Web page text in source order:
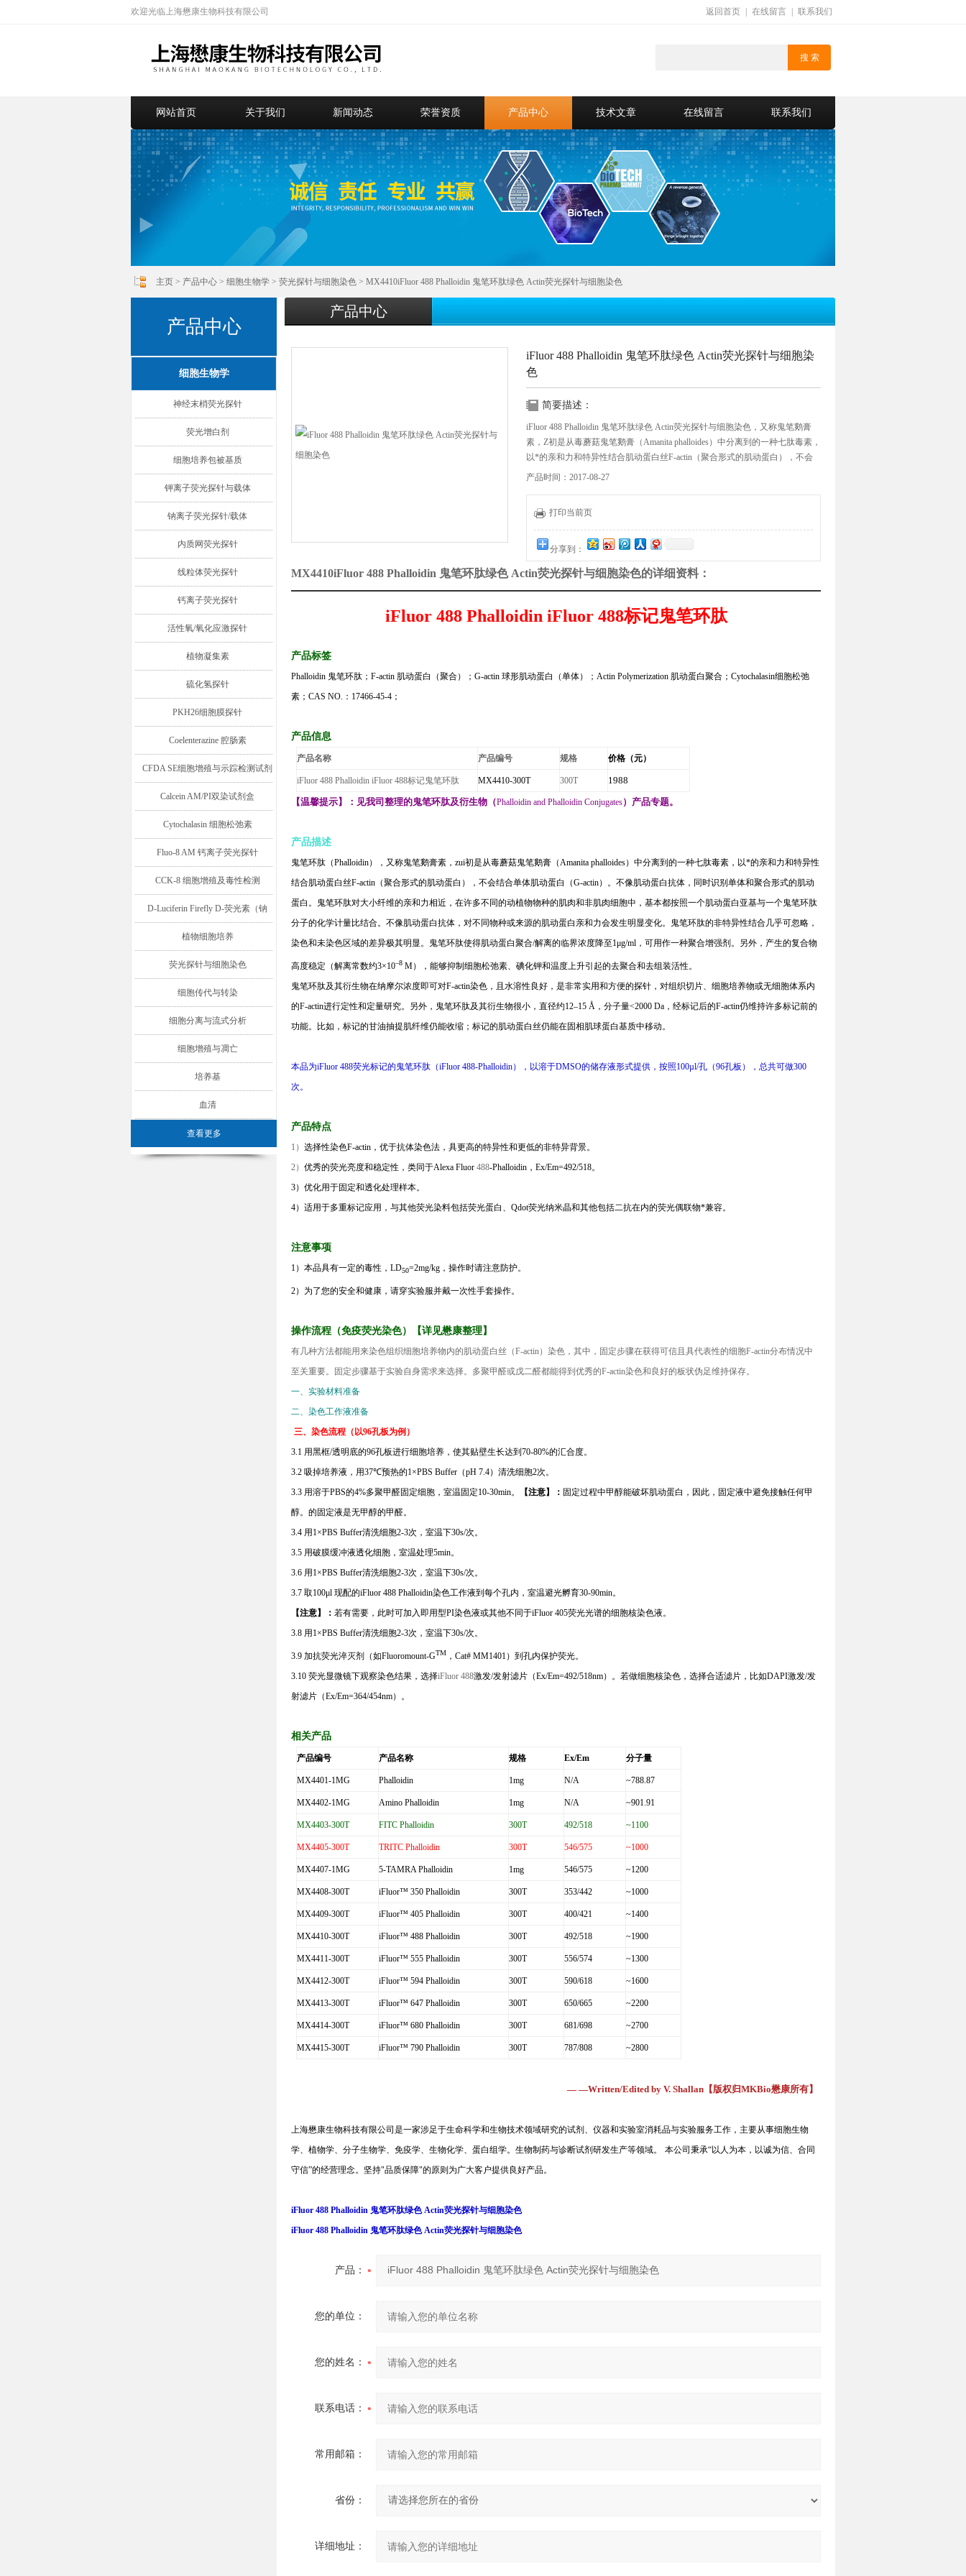
欢迎光临上海懋康生物科技有限公司 返回首页 在线留言 联系我们
网站首页 关于我们 新闻动态 荣誉资质 产品中心 技术文章 在线留言 联系我们
主页 > 产品中心 > 细胞生物学 > 荧光探针与细胞染色 > MX4410iFluor 488 Phalloidin 鬼笔环肽绿色 Actin荧光探针与细胞染色
产品中心
细胞生物学
神经末梢荧光探针
荧光增白剂
细胞培养包被基质
钾离子荧光探针与载体
钠离子荧光探针/载体
内质网荧光探针
线粒体荧光探针
钙离子荧光探针
活性氧/氧化应激探针
植物凝集素
硫化氢探针
PKH26细胞膜探针
Coelenterazine 腔肠素
CFDA SE细胞增殖与示踪检测试剂
盒
Calcein AM/PI双染试剂盒
Cytochalasin 细胞松弛素
Fluo-8 AM 钙离子荧光探针
CCK-8 细胞增殖及毒性检测
D-Luciferin Firefly D-荧光素（钠
盐/钾盐/游离酸）
植物细胞培养
荧光探针与细胞染色
细胞传代与转染
细胞分离与流式分析
细胞增殖与凋亡
培养基
血清
查看更多
产品中心
iFluor 488 Phalloidin 鬼笔环肽绿色 Actin荧光探针与细胞染
色
简要描述：
iFluor 488 Phalloidin 鬼笔环肽绿色 Actin荧光探针与细胞染色，又称鬼笔鹅膏
素，Z初是从毒蘑菇鬼笔鹅膏（Amanita phalloides）中分离到的一种七肽毒素，
以*的亲和力和特异性结合肌动蛋白丝F-actin（聚合形式的肌动蛋白），不会
结合单体肌动蛋白（G-actin）。
产品时间：2017-08-27
打印当前页
分享到：
MX4410iFluor 488 Phalloidin 鬼笔环肽绿色 Actin荧光探针与细胞染色的详细资料：
iFluor 488 Phalloidin iFluor 488标记鬼笔环肽
产品标签
Phalloidin 鬼笔环肽； F-actin 肌动蛋白（聚合）； G-actin 球形肌动蛋白（单体）； Actin Polymerization 肌动蛋白聚合； Cytochalasin细胞松弛
素； CAS NO. ： 17466-45-4 ；
产品信息
产品名称 产品编号 规格 价格（元）
iFluor 488 Phalloidin iFluor 488标记鬼笔环肽 MX4410-300T 300T 1988
【温馨提示】：见我司整理的鬼笔环肽及衍生物（Phalloidin and Phalloidin Conjugates）产品专题。
产品描述
鬼笔环肽（Phalloidin），又称鬼笔鹅膏素，zui初是从毒蘑菇鬼笔鹅膏（Amanita phalloides）中分离到的一种七肽毒素，以*的亲和力和特异性
结合肌动蛋白丝F-actin （聚合形式的肌动蛋白），不会结合单体肌动蛋白（G-actin）。不像肌动蛋白抗体，同时识别单体和聚合形式的肌动
蛋白。鬼笔环肽对大小纤维的亲和力相近，在许多不同的动植物物种的肌肉和非肌肉细胞中，基本都按照一个肌动蛋白亚基与一个鬼笔环肽
分子的化学计量比结合。不像肌动蛋白抗体，对不同物种或来源的肌动蛋白亲和力会发生明显变化。鬼笔环肽的非特异性结合几乎可忽略，
染色和未染色区域的差异极其明显。鬼笔环肽使得肌动蛋白聚合/解离的临界浓度降至1μg/ml ，可用作一种聚合增强剂。另外，产生的复合物
高度稳定（解离常数约3×10–8 M），能够抑制细胞松弛素、碘化钾和温度上升引起的去聚合和去组装活性。
鬼笔环肽及其衍生物在纳摩尔浓度即可对F-actin染色，且水溶性良好，是非常实用和方便的探针，对组织切片、细胞培养物或无细胞体系内
的F-actin进行定性和定量研究。另外，鬼笔环肽及其衍生物很小，直径约12–15 Å ，分子量<2000 Da ，经标记后的F-actin仍维持许多标记前的
功能。比如，标记的甘油抽提肌纤维仍能收缩；标记的肌动蛋白丝仍能在固相肌球蛋白基质中移动。
本品为iFluor 488荧光标记的鬼笔环肽（iFluor 488-Phalloidin），以溶于DMSO的储存液形式提供，按照100µl/孔（96孔板），总共可做300
次。
产品特点
1） 选择性染色F-actin ，优于抗体染色法，具更高的特异性和更低的非特异背景。
2） 优秀的荧光亮度和稳定性，类同于Alexa Fluor 488-Phalloidin ， Ex/Em=492/518。
3） 优化用于固定和透化处理样本。
4） 适用于多重标记应用，与其他荧光染料包括荧光蛋白、 Qdot荧光纳米晶和其他包括二抗在内的荧光偶联物*兼容。
注意事项
1）本品具有一定的毒性， LD50=2mg/kg ，操作时请注意防护。
2）为了您的安全和健康，请穿实验服并戴一次性手套操作。
操作流程（免疫荧光染色）【详见懋康整理】
有几种方法都能用来染色组织细胞培养物内的肌动蛋白丝（F-actin） 染色，其中，固定步骤在获得可信且具代表性的细胞F-actin分布情况中
至关重要。固定步骤基于实验自身需求来选择。多聚甲醛或戊二醛都能得到优秀的F-actin染色和良好的板状伪足维持保存。
一、实验材料准备
二、染色工作液准备
三、染色流程（以96孔板为例）
3.1 用黑框/透明底的96孔板进行细胞培养，使其贴壁生长达到 70-80%的汇合度。
3.2 吸掉培养液，用37℃预热的1×PBS Buffer （pH 7.4）清洗细胞2次。
3.3 用溶于PBS的4%多聚甲醛固定细胞，室温固定10-30min。 【注意】： 固定过程中甲醇能破坏肌动蛋白，因此，固定液中避免接触任何甲
醇。的固定液是无甲醇的甲醛。
3.4 用 1×PBS Buffer清洗细胞2-3次，室温下30s/次。
3.5 用破膜缓冲液透化细胞，室温处理5min。
3.6 用 1×PBS Buffer清洗细胞2-3次，室温下30s/次。
3.7 取100μl 现配的iFluor 488 Phalloidin染色工作液到每个孔内，室温避光孵育30-90min。
【注意】： 若有需要，此时可加入即用型PI染色液或其他不同于iFluor 405荧光光谱的细胞核染色液。
3.8 用 1×PBS Buffer清洗细胞2-3次，室温下30s/次。
3.9 加抗荧光淬灭剂（如Fluoromount-GTM ， Cat# MM1401）到孔内保护荧光。
3.10 荧光显微镜下观察染色结果，选择iFluor 488激发/发射滤片（Ex/Em=492/518nm）。若做细胞核染色，选择合适滤片，比如DAPI激发/发
射滤片（Ex/Em=364/454nm）。
相关产品
产品编号 产品名称 规格 Ex/Em 分子量
MX4401-1MG Phalloidin 1mg N/A ~788.87
MX4402-1MG Amino Phalloidin 1mg N/A ~901.91
MX4403-300T FITC Phalloidin 300T 492/518 ~1100
MX4405-300T TRITC Phalloidin 300T 546/575 ~1000
MX4407-1MG 5-TAMRA Phalloidin 1mg 546/575 ~1200
MX4408-300T iFluor™ 350 Phalloidin 300T 353/442 ~1000
MX4409-300T iFluor™ 405 Phalloidin 300T 400/421 ~1400
MX4410-300T iFluor™ 488 Phalloidin 300T 492/518 ~1900
MX4411-300T iFluor™ 555 Phalloidin 300T 556/574 ~1300
MX4412-300T iFluor™ 594 Phalloidin 300T 590/618 ~1600
MX4413-300T iFluor™ 647 Phalloidin 300T 650/665 ~2200
MX4414-300T iFluor™ 680 Phalloidin 300T 681/698 ~2700
MX4415-300T iFluor™ 790 Phalloidin 300T 787/808 ~2800
— —Written/Edited by V. Shallan 【版权归MKBio懋康所有】
上海懋康生物科技有限公司是一家涉足于生命科学和生物技术领域研究的试剂、仪器和实验室消耗品与实验服务工作，主要从事细胞生物
学、植物学、分子生物学、免疫学、生物化学、蛋白组学。生物制药与诊断试剂研发生产等领域。
本公司秉承“以人为本，以诚为信、合同
守信”的经营理念。坚持"品质保障"的原则为广大客户提供良好产品。
iFluor 488 Phalloidin 鬼笔环肽绿色 Actin荧光探针与细胞染色
iFluor 488 Phalloidin 鬼笔环肽绿色 Actin荧光探针与细胞染色
产品：
您的单位：
您的姓名：
联系电话：
常用邮箱：
省份：
详细地址：